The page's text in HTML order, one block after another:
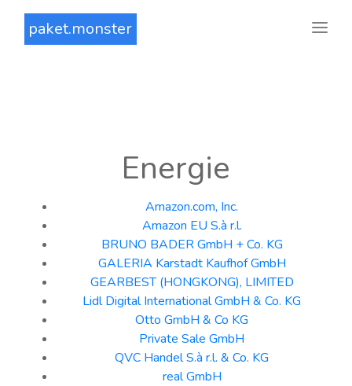
paket.monster
Energie
Amazon.com, Inc.
Amazon EU S.à r.l.
BRUNO BADER GmbH + Co. KG
GALERIA Karstadt Kaufhof GmbH
GEARBEST (HONGKONG), LIMITED
Lidl Digital International GmbH & Co. KG
Otto GmbH & Co KG
Private Sale GmbH
QVC Handel S.à r.l. & Co. KG
real GmbH